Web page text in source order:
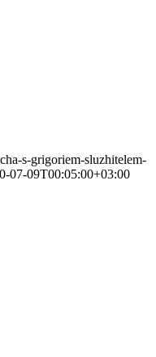
s-grigoriem-sluzhitelem-
07-09T00:05:00+03:00